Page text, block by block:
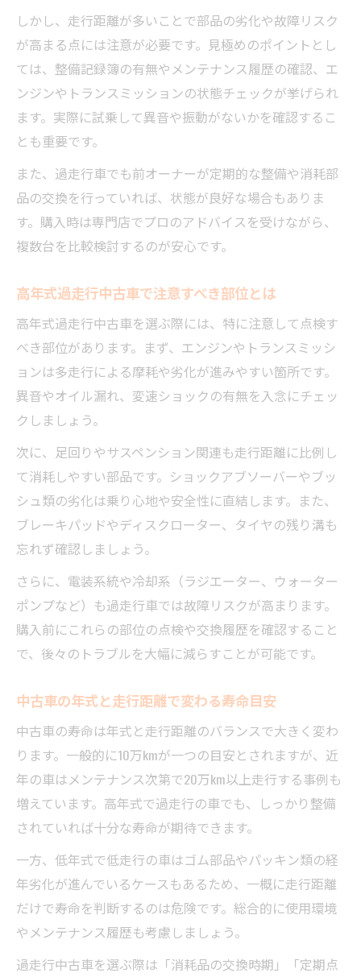
しかし、走行距離が多いことで部品の劣化や故障リスク
が高まる点には注意が必要です。見極めのポイントとし
ては、整備記録簿の有無やメンテナンス履歴の確認、エ
ンジンやトランスミッションの状態チェックが挙げられ
ます。実際に試乗して異音や振動がないかを確認するこ
とも重要です。
また、過走行車でも前オーナーが定期的な整備や消耗部
品の交換を行っていれば、状態が良好な場合もありま
す。購入時は専門店でプロのアドバイスを受けながら、
複数台を比較検討するのが安心です。
高年式過走行中古車で注意すべき部位とは
高年式過走行中古車を選ぶ際には、特に注意して点検す
べき部位があります。まず、エンジンやトランスミッシ
ョンは多走行による摩耗や劣化が進みやすい箇所です。
異音やオイル漏れ、変速ショックの有無を入念にチェッ
クしましょう。
次に、足回りやサスペンション関連も走行距離に比例し
て消耗しやすい部品です。ショックアブソーバーやブッ
シュ類の劣化は乗り心地や安全性に直結します。また、
ブレーキパッドやディスクローター、タイヤの残り溝も
忘れず確認しましょう。
さらに、電装系統や冷却系（ラジエーター、ウォーター
ポンプなど）も過走行車では故障リスクが高まります。
購入前にこれらの部位の点検や交換履歴を確認すること
で、後々のトラブルを大幅に減らすことが可能です。
中古車の年式と走行距離で変わる寿命目安
中古車の寿命は年式と走行距離のバランスで大きく変わ
ります。一般的に10万kmが一つの目安とされますが、近
年の車はメンテナンス次第で20万km以上走行する事例も
増えています。高年式で過走行の車でも、しっかり整備
されていれば十分な寿命が期待できます。
一方、低年式で低走行の車はゴム部品やパッキン類の経
年劣化が進んでいるケースもあるため、一概に走行距離
だけで寿命を判断するのは危険です。総合的に使用環境
やメンテナンス履歴も考慮しましょう。
過走行中古車を選ぶ際は「消耗品の交換時期」「定期点